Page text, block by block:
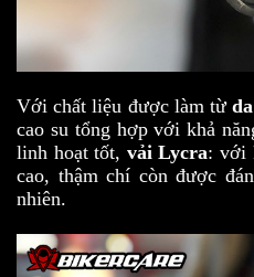
Với chất liệu được làm từ
cao su tổng hợp với khả
linh hoạt tốt, vải Lycra: với
cao, thậm chí còn được
nhiên.